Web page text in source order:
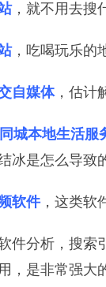
，就不用去搜
，吃喝玩乐的
自媒体，估计
城本地生活服
冰是怎么导致
软件，这类软
件分析，搜索
，是非常强大